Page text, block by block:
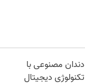
دندان مصنوعی با
تکنولوژی دیجیتال